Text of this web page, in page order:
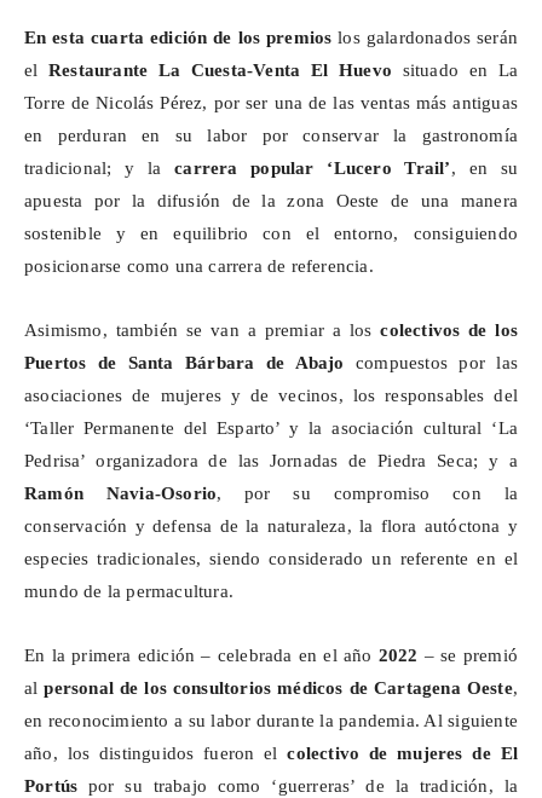
En esta cuarta edición de los premios los galardonados serán
elRestaurante La Cuesta-Venta El Huevo situado en La
Torre de Nicolás Pérez, por ser una de las ventas más antiguas
en perduran en su labor por conservar la gastronomía
tradicional; y lacarrera popular ‘Lucero Trail’, en su
apuesta por la difusión de la zona Oeste de una manera
sostenible y en equilibrio con el entorno, consiguiendo
posicionarse como una carrera de referencia.
Asimismo, también se van a premiar a loscolectivos de los
Puertos de Santa Bárbara de Abajo compuestos por las
asociaciones de mujeres y de vecinos, los responsables del
‘Taller Permanente del Esparto’ y la asociación cultural ‘La
Pedrisa’ organizadora de las Jornadas de Piedra Seca; y a
Ramón Navia-Osorio, por su compromiso con la
conservación y defensa de la naturaleza, la flora autóctona y
especies tradicionales, siendo considerado un referente en el
mundo de la permacultura.
En la primera edición – celebrada en el año 2022 – se premió
alpersonal de los consultorios médicos de Cartagena Oeste,
en reconocimiento a su labor durante la pandemia. Al siguiente
año, los distinguidos fueron elcolectivo de mujeres de El
Portús por su trabajo como ‘guerreras’ de la tradición, la